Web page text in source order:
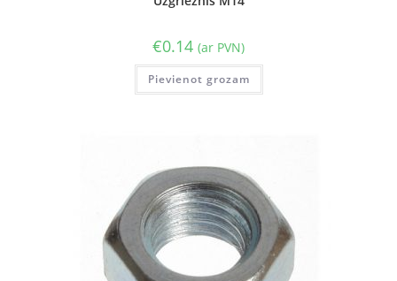
€0.14 (ar PVN)
Pievienot grozam